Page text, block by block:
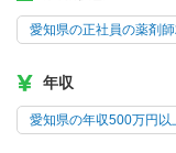
愛知県の正社員の薬剤師
年収
愛知県の年収500万円以